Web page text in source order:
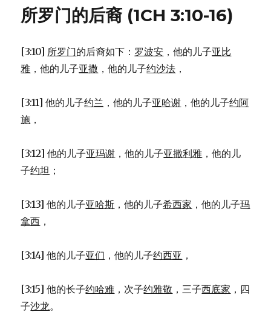
的
(1CH
2:25-
所罗门的后裔 (1CH 3:10-16)
[3:10] 所罗门的后裔如下： 罗波安 ，他的儿子亚比
雅 ，他的儿子亚撒 ，他的儿子约沙法 ，
[3:11] 他的儿子约兰 ，他的儿子亚哈谢 ，他的儿子约阿
施 ，
[3:12] 他的儿子亚玛谢 ，他的儿子亚撒利雅 ，他的儿
子约坦 ；
[3:13] 他的儿子亚哈斯 ，他的儿子希西家 ，他的儿子玛
拿西 ，
[3:14] 他的儿子亚们 ，他的儿子约西亚 ，
[3:15] 他的长子约哈难 ，次子约雅敬 ，三子西底家 ，四
子沙龙。